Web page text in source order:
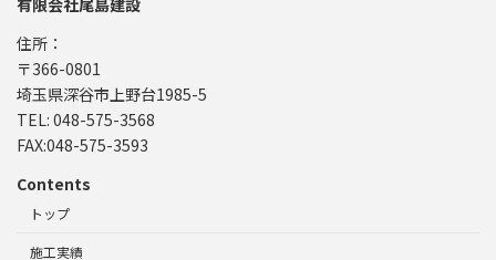
住所：
〒366-0801
埼玉県深谷市上野台1985-5
TEL: 048-575-3568
FAX:048-575-3593
Contents
トップ
施工実績